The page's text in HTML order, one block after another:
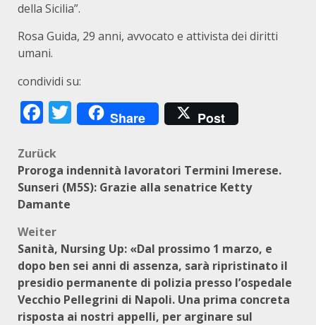
della Sicilia”.
Rosa Guida, 29 anni, avvocato e attivista dei diritti
umani.
condividi su:
Facebook
Twitter
Share Post
Beitragsnavigation
Zurück
Proroga indennità lavoratori Termini Imerese.
Sunseri (M5S): Grazie alla senatrice Ketty
Damante
Weiter
Sanità, Nursing Up: «Dal prossimo 1 marzo, e
dopo ben sei anni di assenza, sarà ripristinato il
presidio permanente di polizia presso l’ospedale
Vecchio Pellegrini di Napoli. Una prima concreta
risposta ai nostri appelli, per arginare sul